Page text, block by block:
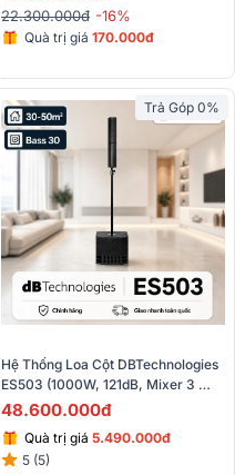
22.300.000đ -16%
Quà trị giá 170.000đ
Trả Góp 0%
Hệ Thống Loa Cột DBTechnologies
ES503 (1000W, 121dB, Mixer 3
Kênh, Bluetooth)
48.600.000đ
Quà trị giá 5.490.000đ
5 (5)